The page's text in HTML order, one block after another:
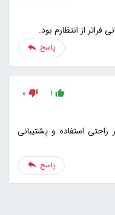
از انتظارم بود.
پاسخ
1
0
استفاده و پشتیبانی
پاسخ